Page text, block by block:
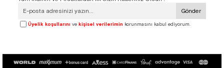
Gönder
Üyelik koşullarını ve kişisel verilerimin korunmasını kabul ediyorum.